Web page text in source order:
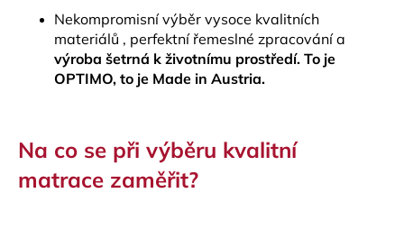
Nekompromisní výběr vysoce kvalitních
materiálů , perfektní řemeslné zpracování a
výroba šetrná k životnímu prostředí. To je
OPTIMO, to je Made in Austria.
Na co se při výběru kvalitní
matrace zaměřit?
HLEDAT
D
o